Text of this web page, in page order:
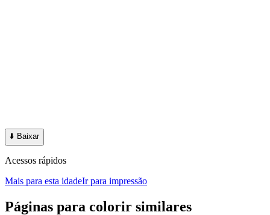
⬇️ Baixar
Acessos rápidos
Mais para esta idadeIr para impressão
Páginas para colorir similares